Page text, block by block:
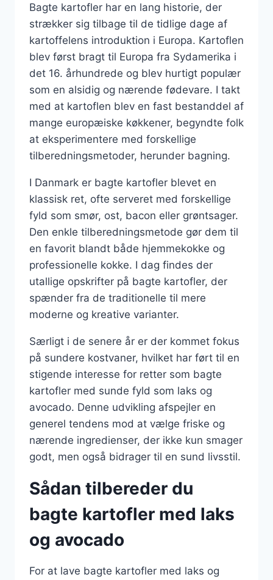
Bagte kartofler har en lang historie, der
strækker sig tilbage til de tidlige dage af
kartoffelens introduktion i Europa. Kartoflen
blev først bragt til Europa fra Sydamerika i
det 16. århundrede og blev hurtigt populær
som en alsidig og nærende fødevare. I takt
med at kartoflen blev en fast bestanddel af
mange europæiske køkkener, begyndte folk
at eksperimentere med forskellige
tilberedningsmetoder, herunder bagning.
I Danmark er bagte kartofler blevet en
klassisk ret, ofte serveret med forskellige
fyld som smør, ost, bacon eller grøntsager.
Den enkle tilberedningsmetode gør dem til
en favorit blandt både hjemmekokke og
professionelle kokke. I dag findes der
utallige opskrifter på bagte kartofler, der
spænder fra de traditionelle til mere
moderne og kreative varianter.
Særligt i de senere år er der kommet fokus
på sundere kostvaner, hvilket har ført til en
stigende interesse for retter som bagte
kartofler med sunde fyld som laks og
avocado. Denne udvikling afspejler en
generel tendens mod at vælge friske og
nærende ingredienser, der ikke kun smager
godt, men også bidrager til en sund livsstil.
Sådan tilbereder du
bagte kartofler med laks
og avocado
For at lave bagte kartofler med laks og